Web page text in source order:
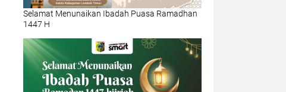
Selamat Menunaikan Ibadah Puasa Ramadhan
1447 H